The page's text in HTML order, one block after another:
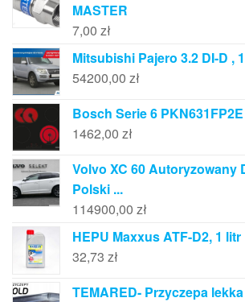
MASTER
7,00 zł
Mitsubishi Pajero 3.2 DI-D ,
54200,00 zł
Bosch Serie 6 PKN631FP2E
1462,00 zł
Volvo XC 60 Autoryzowany
Polski ...
114900,00 zł
HEPU Maxxus ATF-D2, 1 litr
32,73 zł
TEMARED- Przyczepa